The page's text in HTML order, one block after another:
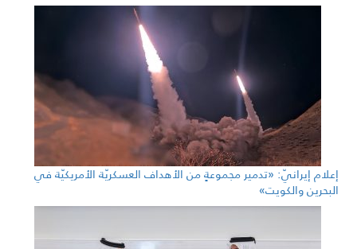
إعلام إيرانيّ: «تدمير مجموعةٍ من الأهداف العسكريّة الأمريكيّة في
البحرين والكويت»